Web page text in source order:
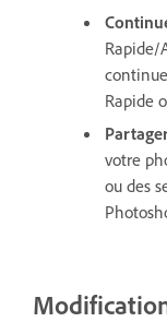
Rapide/
Rapide
votre
ou des